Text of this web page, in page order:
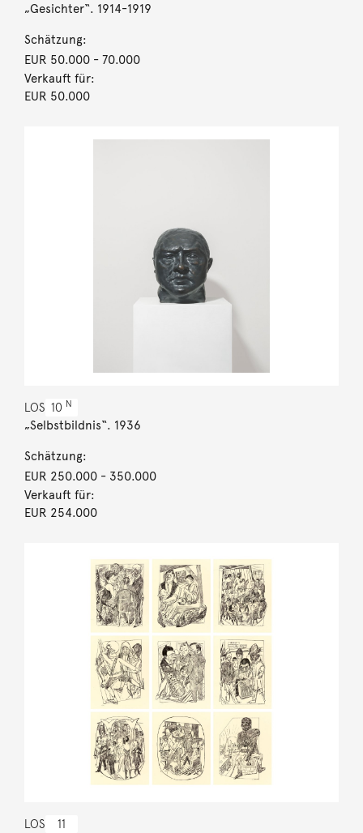
„Gesichter“. 1914-1919
Schätzung:
EUR 50.000- 70.000
Verkauft für:
EUR 50.000
LOS 10 N
„Selbstbildnis“. 1936
Schätzung:
EUR 250.000- 350.000
Verkauft für:
EUR 254.000
LOS 11